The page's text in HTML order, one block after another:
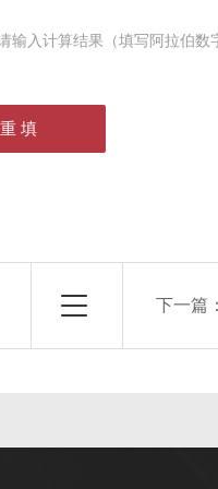
输入计算结果（填写阿拉伯数
下一篇：